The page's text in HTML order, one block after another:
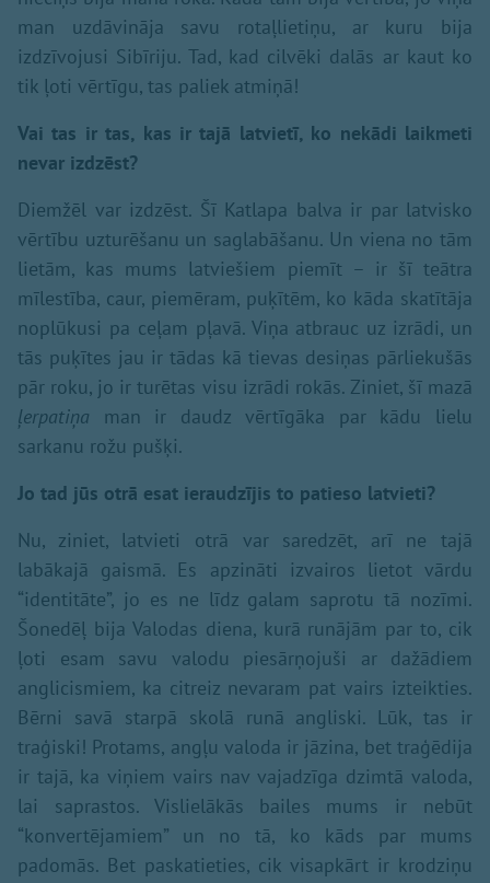
man uzdāvināja savu rotaļlietiņu, ar kuru bija
izdzīvojusi Sibīriju. Tad, kad cilvēki dalās ar kaut ko
tik ļoti vērtīgu, tas paliek atmiņā!
Vai tas ir tas, kas ir tajā latvietī, ko nekādi laikmeti
nevar izdzēst?
Diemžēl var izdzēst. Šī Katlapa balva ir par latvisko
vērtību uzturēšanu un saglabāšanu. Un viena no tām
lietām, kas mums latviešiem piemīt – ir šī teātra
mīlestība, caur, piemēram, puķītēm, ko kāda skatītāja
noplūkusi pa ceļam pļavā. Viņa atbrauc uz izrādi, un
tās puķītes jau ir tādas kā tievas desiņas pārliekušās
pār roku, jo ir turētas visu izrādi rokās. Ziniet, šī mazā
ļerpatiņa man ir daudz vērtīgāka par kādu lielu
sarkanu rožu pušķi.
Jo tad jūs otrā esat ieraudzījis to patieso latvieti?
Nu, ziniet, latvieti otrā var saredzēt, arī ne tajā
labākajā gaismā. Es apzināti izvairos lietot vārdu
“identitāte”, jo es ne līdz galam saprotu tā nozīmi.
Šonedēļ bija Valodas diena, kurā runājām par to, cik
ļoti esam savu valodu piesārņojuši ar dažādiem
anglicismiem, ka citreiz nevaram pat vairs izteikties.
Bērni savā starpā skolā runā angliski. Lūk, tas ir
traģiski! Protams, angļu valoda ir jāzina, bet traģēdija
ir tajā, ka viņiem vairs nav vajadzīga dzimtā valoda,
lai saprastos. Vislielākās bailes mums ir nebūt
“konvertējamiem” un no tā, ko kāds par mums
padomās. Bet paskatieties, cik visapkārt ir krodziņu